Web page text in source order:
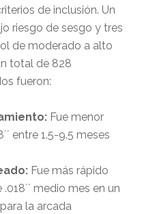
de inclusión. Un
riesgo de sesgo y tres
de moderado a alto
total de 828
fueron:
Fue menor
entre 1.5-9.5 meses
Fue más rápido
medio mes en un
la arcada